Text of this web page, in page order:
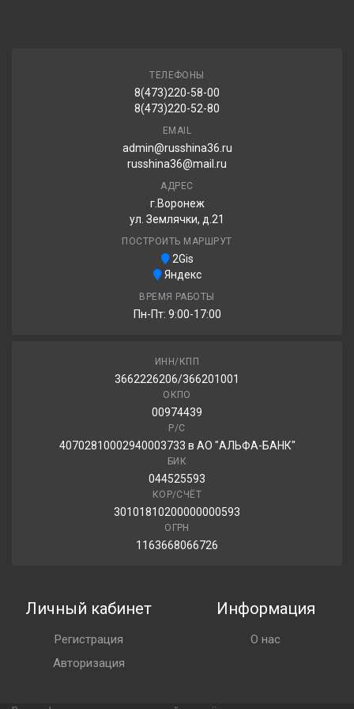
ТЕЛЕФОНЫ
8(473)220-58-00
8(473)220-52-80
EMAIL
admin@russhina36.ru
russhina36@mail.ru
АДРЕС
г.Воронеж
ул. Землячки, д.21
ПОСТРОИТЬ МАРШРУТ
2Gis
Яндекс
ВРЕМЯ РАБОТЫ
Пн-Пт: 9:00-17:00
ИНН/КПП
3662226206/366201001
ОКПО
00974439
Р/С
40702810002940003733 в АО "АЛЬФА-БАНК"
БИК
044525593
КОР/СЧЁТ
30101810200000000593
ОГРН
1163668066726
Личный кабинет
Регистрация
Авторизация
Информация
О нас